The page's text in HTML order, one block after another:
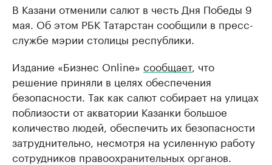
В Казани отменили салют в честь Дня Победы 9
мая. Об этом РБК Татарстан сообщили в пресс-
службе мэрии столицы республики.
Издание «Бизнес Online» сообщает, что
решение приняли в целях обеспечения
безопасности. Так как салют собирает на улицах
поблизости от акватории Казанки большое
количество людей, обеспечить их безопасности
затруднительно, несмотря на усиленную работу
сотрудников правоохранительных органов.